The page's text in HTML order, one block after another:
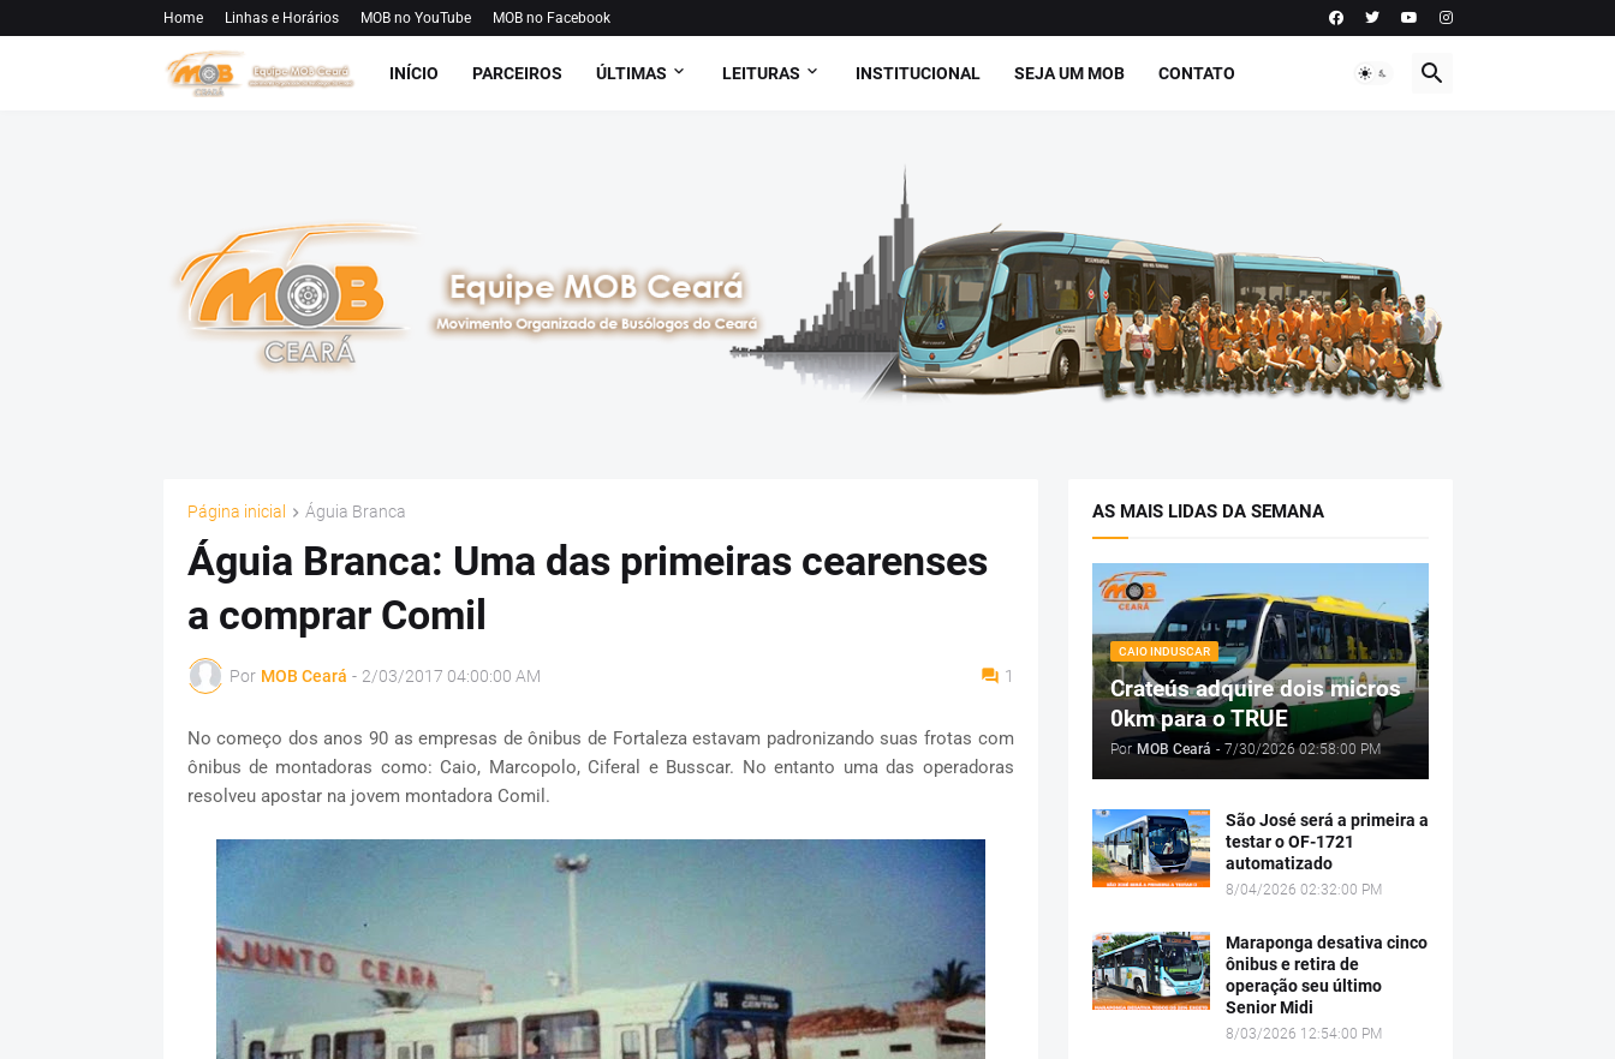
Home Linhas e Horários MOB no YouTube MOB no Facebook
INÍCIO PARCEIROS ÚLTIMAS LEITURAS INSTITUCIONAL SEJA UM MOB CONTATO
Página inicial Águia Branca
Águia Branca: Uma das primeiras cearenses
a comprar Comil
Por MOB Ceará - 2/03/2017 04:00:00 AM 1
No começo dos anos 90 as empresas de ônibus de Fortaleza estavam padronizando suas frotas com
ônibus de montadoras como: Caio, Marcopolo, Ciferal e Busscar. No entanto uma das operadoras
resolveu apostar na jovem montadora Comil.
AS MAIS LIDAS DA SEMANA
CAIO INDUSCAR
Crateús adquire dois micros
0km para o TRUE
Por MOB Ceará - 7/30/2026 02:58:00 PM
São José será a primeira a
testar o OF-1721
automatizado
8/04/2026 02:32:00 PM
Maraponga desativa cinco
ônibus e retira de
operação seu último
Senior Midi
8/03/2026 12:54:00 PM